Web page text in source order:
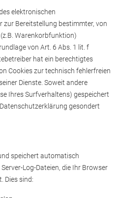
elektronischen
Bereitstellung bestimmter, von
Warenkorbfunktion)
von Art. 6 Abs. 1 lit. f
hat ein berechtigtes
Cookies zur technisch fehlerfreien
Dienste. Soweit andere
Ihres Surfverhaltens) gespeichert
gesondert
speichert automatisch
Log-Dateien, die Ihr Browser
Dies sind: